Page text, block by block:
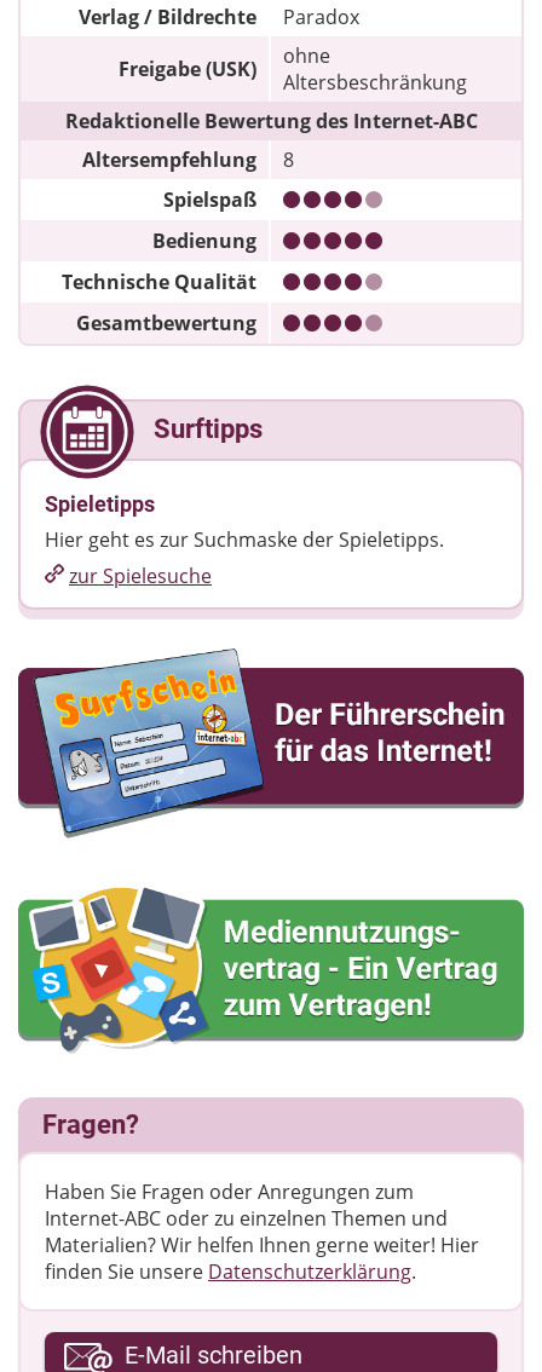
Verlag / Bildrechte
Paradox
Freigabe (USK)
ohne
Altersbeschränkung
Redaktionelle Bewertung des Internet-ABC
Altersempfehlung
8
Spielspaß
Bedienung
Technische Qualität
Gesamtbewertung
Surftipps
Spieletipps
Hier geht es zur Suchmaske der Spieletipps.
zur Spielesuche
Fragen?
Haben Sie Fragen oder Anregungen zum
Internet-ABC oder zu einzelnen Themen und
Materialien? Wir helfen Ihnen gerne weiter! ​Hier
finden Sie unsere Datenschutzerklärung.
Ihre E-Mail-Adresse
E-Mail schreiben